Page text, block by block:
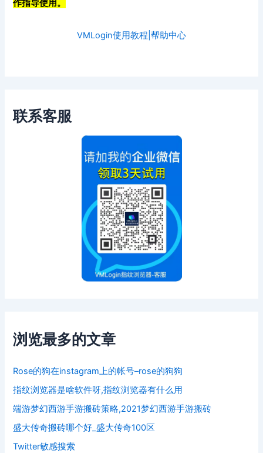
作指导使用。
VMLogin使用教程|帮助中心
联系客服
浏览最多的文章
Rose的狗在instagram上的帐号–rose的狗狗
指纹浏览器是啥软件呀,指纹浏览器有什么用
端游梦幻西游手游搬砖策略,2021梦幻西游手游搬砖
盛大传奇搬砖哪个好_盛大传奇100区
Twitter敏感搜索